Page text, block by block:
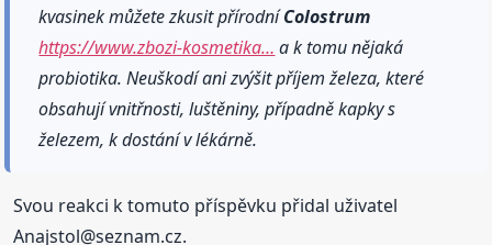
kvasinek můžete zkusit přírodníColostrum
https://www.zbozi-kosmetika… a k tomu nějaká
probiotika. Neuškodí ani zvýšit příjem železa, které
obsahují vnitřnosti, luštěniny, případně kapky s
železem, k dostání v lékárně.
Svou reakci k tomuto příspěvku přidal uživatel
Anajstol@seznam.cz.